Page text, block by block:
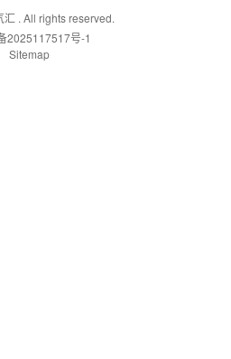
汇. All rights reserved.
2025117517号-1
Sitemap